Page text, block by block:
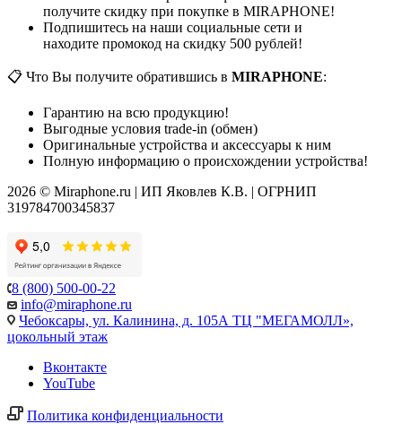
получите скидку при покупке в MIRAPHONE!
Подпишитесь на наши социальные сети и
находите промокод на скидку 500 рублей!
📋 Что Вы получите обратившись в MIRAPHONE:
Гарантию на всю продукцию!
Выгодные условия trade-in (обмен)
Оригинальные устройства и аксессуары к ним
Полную информацию о происхождении устройства!
2026 © Miraphone.ru | ИП Яковлев К.В. | ОГРНИП
319784700345837
8 (800) 500-00-22
info@miraphone.ru
Чебоксары, ул. Калинина, д. 105А ТЦ "МЕГАМОЛЛ»,
цокольный этаж
Вконтакте
YouTube
Политика конфиденциальности